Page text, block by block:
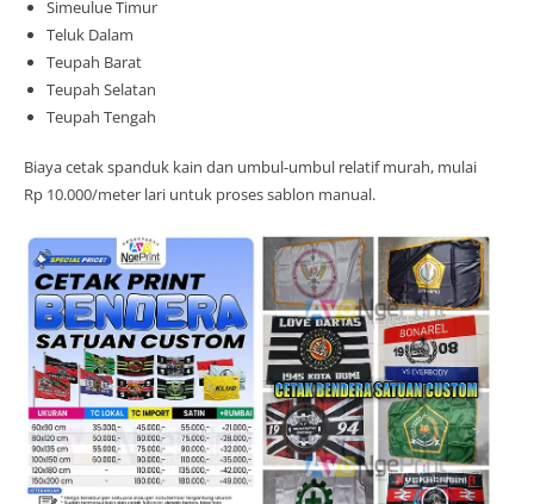
Simeulue Timur
Teluk Dalam
Teupah Barat
Teupah Selatan
Teupah Tengah
Biaya cetak spanduk kain dan umbul-umbul relatif murah, mulai
Rp 10.000/meter lari untuk proses sablon manual.